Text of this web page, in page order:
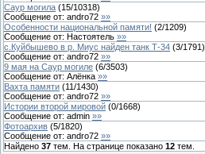
Саур могила (15/10318)
Сообщение от: andro72 »»
Особенности национальной памяти! (2/1209)
Сообщение от: Настоятель »»
с.Куйбышево в р. Миус найден танк Т-34 (3/1791)
Сообщение от: andro72 »»
9 мая на Саур могиле (6/3503)
Сообщение от: Алёнка »»
Вахта памяти (11/1430)
Сообщение от: andro72 »»
Истории второй мировой (0/1668)
Сообщение от: admin »»
Фотоархив (5/1820)
Сообщение от: andro72 »»
Найдено 37 тем. На странице показано 12 тем.